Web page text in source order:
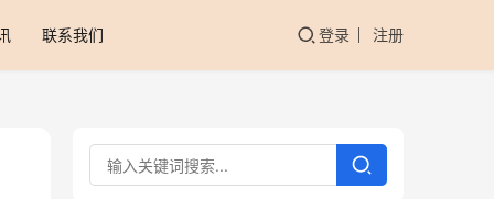
联系我们 登录 注册